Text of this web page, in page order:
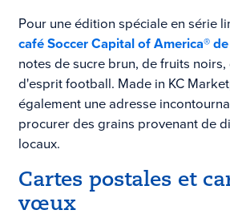
Pour une édition spéciale en série
caféSoccer Capital of America®
notes de sucre brun, de fruits
d'esprit football. Made in KC
également une adresse
procurer des grains provenant de
locaux.
Cartes postales et
vœux